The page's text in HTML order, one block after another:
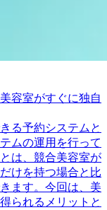
容室がすぐに独自
る予約システムと
ムの運用を行って
は、競合美容室が
けを持つ場合と比
ます。今回は、美
られるメリットと